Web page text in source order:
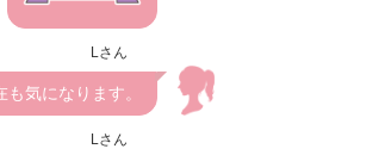
Lさん
気になります。
Lさん